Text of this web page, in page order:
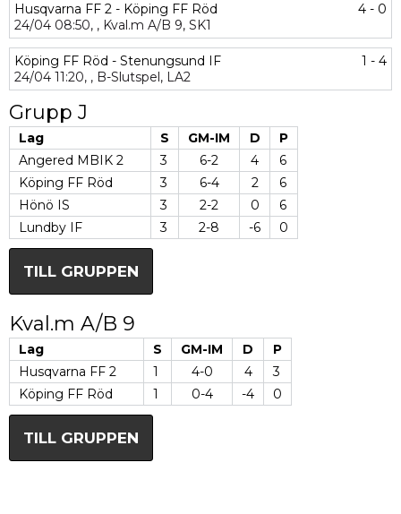
Husqvarna FF 2 - Köping FF Röd
4 - 0
24/04 08:50, , Kval.m A/B 9, SK1
Köping FF Röd - Stenungsund IF
1 - 4
24/04 11:20, , B-Slutspel, LA2
Grupp J
Lag S GM-IM D
P
Angered MBIK 2
3 6-2 4
6
Köping FF Röd
3 6-4 2
6
Hönö IS
3 2-2 0
6
Lundby IF
3 2-8 -6 0
TILL GRUPPEN
Kval.m A/B 9
Lag S GM-IM D
P
Husqvarna FF 2
1 4-0 4
3
Köping FF Röd
1 0-4 -4 0
TILL GRUPPEN